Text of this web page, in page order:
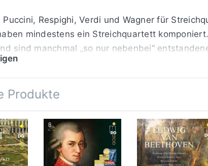
Puccini, Respighi, Verdi und Wagner für
mindestens ein Streichquartett
sind manchmal „so nur nebenbei“
umfassende Albumblatt legte Wagner am
er damals arbeitete. Solche musikalischen
Jahren des 19. Jahrhunderts verfasste er
Streichquartett in C-Dur gesellt sich auf
Produkte